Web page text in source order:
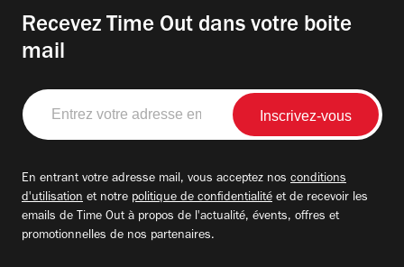
Recevez Time Out dans votre boite
mail
Entrez
votre
adresse
En entrant votre adresse mail, vous acceptez nos conditions
d'utilisation et notre politique de confidentialité et de recevoir les
emails de Time Out à propos de l'actualité, évents, offres et
promotionnelles de nos partenaires.